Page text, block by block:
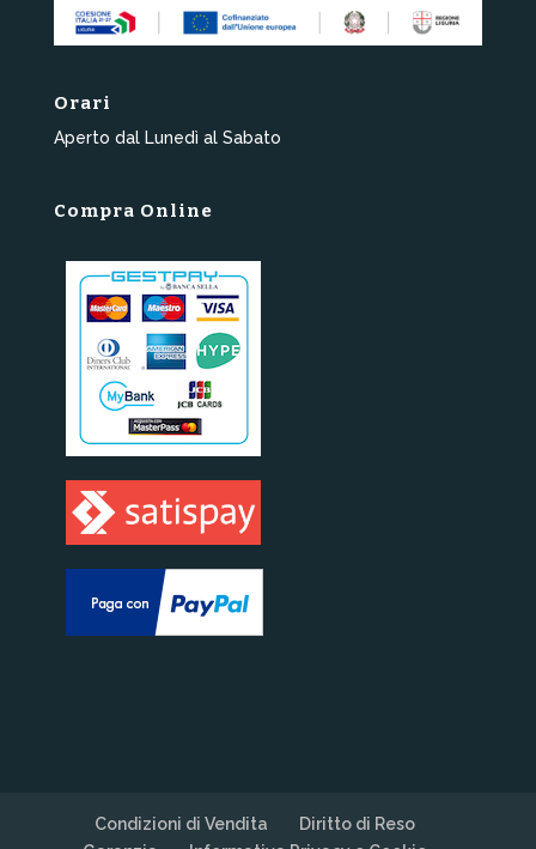
Orari
Aperto dal Lunedì al Sabato
Compra Online
Condizioni di Vendita
Diritto di Reso